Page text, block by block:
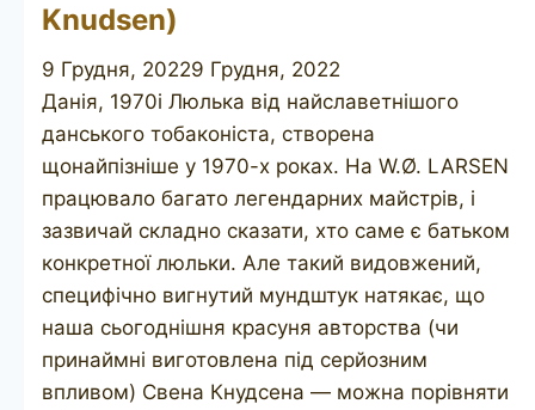
Knudsen)
9 Грудня, 20229 Грудня, 2022
Данія, 1970і Люлька від найславетнішого
данського тобаконіста, створена
щонайпізніше у 1970-х роках. На W.Ø. LARSEN
працювало багато легендарних майстрів, і
зазвичай складно сказати, хто саме є батьком
конкретної люльки. Але такий видовжений,
специфічно вигнутий мундштук натякає, що
наша сьогоднішня красуня авторства (чи
принаймні виготовлена під серйозним
впливом) Свена Кнудсена — можна порівняти